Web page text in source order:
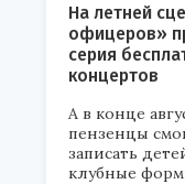
На летней
офицеров»
серия
концертов
А в конце
пензенцы
записать
клубные